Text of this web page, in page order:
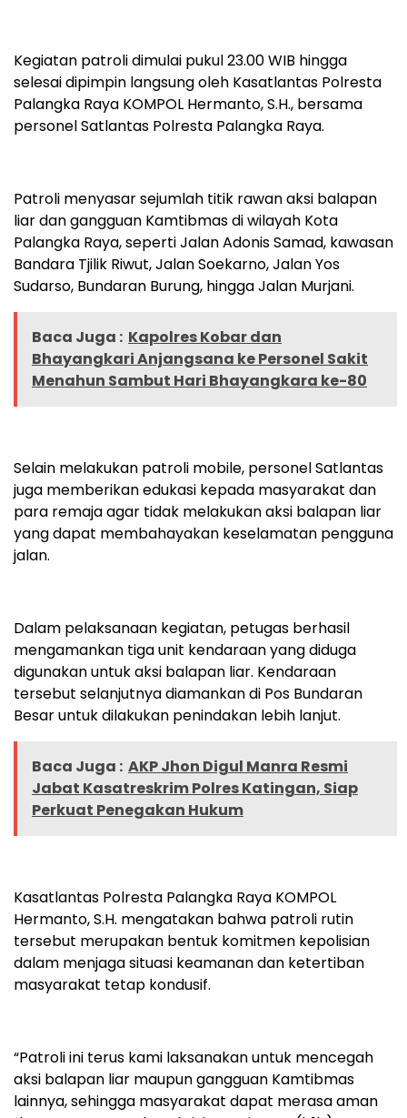
Kegiatan patroli dimulai pukul 23.00 WIB hingga
selesai dipimpin langsung oleh Kasatlantas Polresta
Palangka Raya KOMPOL Hermanto, S.H., bersama
personel Satlantas Polresta Palangka Raya.
Patroli menyasar sejumlah titik rawan aksi balapan
liar dan gangguan Kamtibmas di wilayah Kota
Palangka Raya, seperti Jalan Adonis Samad, kawasan
Bandara Tjilik Riwut, Jalan Soekarno, Jalan Yos
Sudarso, Bundaran Burung, hingga Jalan Murjani.
Baca Juga : Kapolres Kobar dan
Bhayangkari Anjangsana ke Personel Sakit
Menahun Sambut Hari Bhayangkara ke-80
Selain melakukan patroli mobile, personel Satlantas
juga memberikan edukasi kepada masyarakat dan
para remaja agar tidak melakukan aksi balapan liar
yang dapat membahayakan keselamatan pengguna
jalan.
Dalam pelaksanaan kegiatan, petugas berhasil
mengamankan tiga unit kendaraan yang diduga
digunakan untuk aksi balapan liar. Kendaraan
tersebut selanjutnya diamankan di Pos Bundaran
Besar untuk dilakukan penindakan lebih lanjut.
Baca Juga : AKP Jhon Digul Manra Resmi
Jabat Kasatreskrim Polres Katingan, Siap
Perkuat Penegakan Hukum
Kasatlantas Polresta Palangka Raya KOMPOL
Hermanto, S.H. mengatakan bahwa patroli rutin
tersebut merupakan bentuk komitmen kepolisian
dalam menjaga situasi keamanan dan ketertiban
masyarakat tetap kondusif.
“Patroli ini terus kami laksanakan untuk mencegah
aksi balapan liar maupun gangguan Kamtibmas
lainnya, sehingga masyarakat dapat merasa aman